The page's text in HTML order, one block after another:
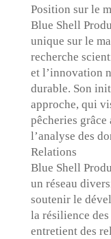
Position sur le
Blue Shell
unique sur le
recherche
et l’innovation
durable. Son
approche, qui
pêcheries
l’analyse des
Relations
Blue Shell
un réseau
soutenir le
la résilience des
entretient des